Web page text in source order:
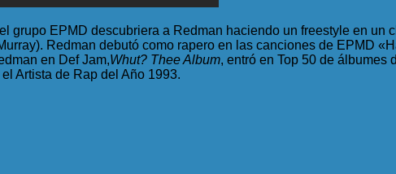
grupo EPMD descubriera a Redman haciendo un freestyle en
Redman debutó como rapero en las canciones de EPMD
en Def Jam,Whut? Thee Album, entró en Top 50 de álbumes
Artista de Rap del Año 1993.